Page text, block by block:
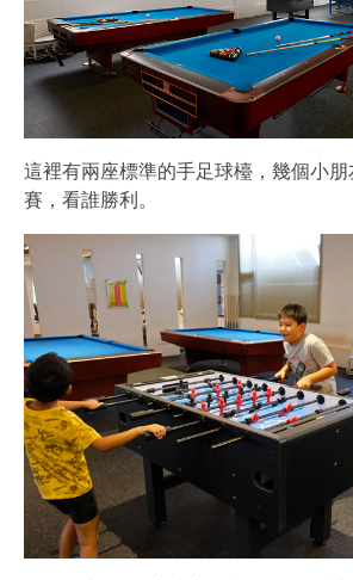
這裡有兩座標準的手足球檯，幾個小
賽，看誰勝利。